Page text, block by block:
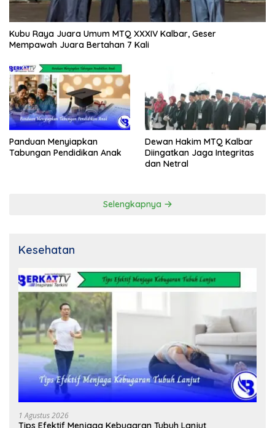
Kubu Raya Juara Umum MTQ XXXIV Kalbar, Geser
Mempawah Juara Bertahan 7 Kali
Panduan Menyiapkan
Tabungan Pendidikan Anak
Dewan Hakim MTQ Kalbar
Diingatkan Jaga Integritas
dan Netral
Selengkapnya
Kesehatan
1 Agustus 2026
Tips Efektif Menjaga Kebugaran Tubuh Lanjut